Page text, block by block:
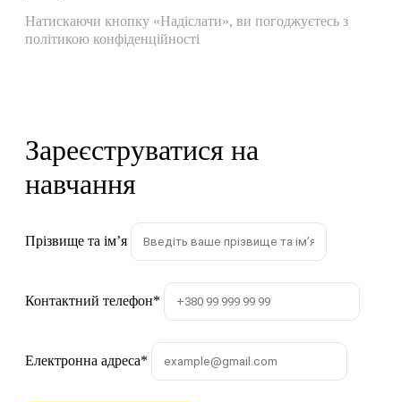
Натискаючи кнопку «Надіслати», ви погоджуєтесь з
політикою конфіденційності
Зареєструватися на
навчання
Прізвище та імʼя
Контактний телефон*
Електронна адреса*